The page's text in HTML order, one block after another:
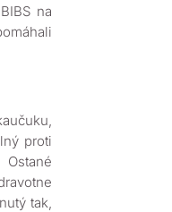
na
proti
tak,